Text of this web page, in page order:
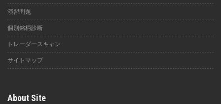
演習問題
個別銘柄診断
トレーダースキャン
サイトマップ
About Site